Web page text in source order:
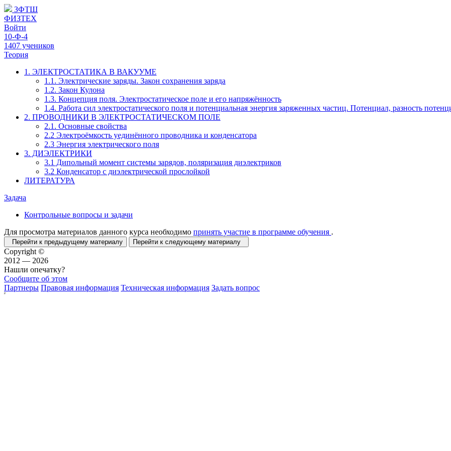
ЗФТШ
ФИЗТЕХ
Войти
10-Ф-4
1407 учеников
Теория
1. ЭЛЕКТРОСТАТИКА В ВАКУУМЕ
1.1. Электрические заряды. Закон сохранения заряда
1.2. Закон Кулона
1.3. Концепция поля. Электростатическое поле и его напряжённость
1.4. Работа сил электростатического поля и потенциальная энергия заряженных частиц. Потенциал, разность
2. ПРОВОДНИКИ В ЭЛЕКТРОСТАТИЧЕСКОМ ПОЛЕ
2.1. Основные свойства
2.2 Электроёмкость уединённого проводника и конденсатора
2.3 Энергия электрического поля
3. ДИЭЛЕКТРИКИ
3.1 Дипольный момент системы зарядов, поляризация диэлектриков
3.2 Конденсатор с диэлектрической прослойкой
ЛИТЕРАТУРА
Задача
Контрольные вопросы и задачи
Для просмотра материалов данного курса необходимо принять участие в программе обучения .
Перейти к предыдущему материалу Перейти к следующему материалу
Copyright ©
2012 — 2026
Нашли опечатку?
Сообщите об этом
Партнеры Правовая информация Техническая информация Задать вопрос